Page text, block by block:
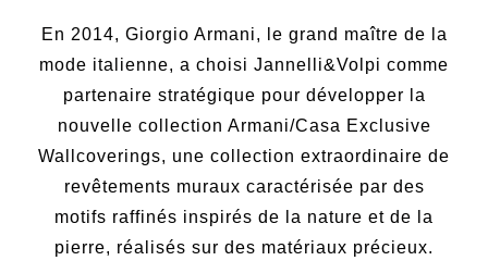
En 2014, Giorgio Armani, le grand maître de la
mode italienne, a choisi Jannelli&Volpi comme
partenaire stratégique pour développer la
nouvelle collection Armani/Casa Exclusive
Wallcoverings, une collection extraordinaire de
revêtements muraux caractérisée par des
motifs raffinés inspirés de la nature et de la
pierre, réalisés sur des matériaux précieux.